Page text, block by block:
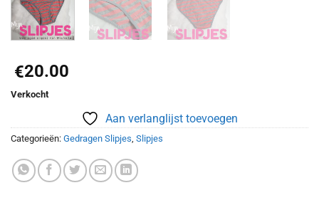
€20.00
Verkocht
Aan verlanglijst toevoegen
Categorieën: Gedragen Slipjes Slipjes